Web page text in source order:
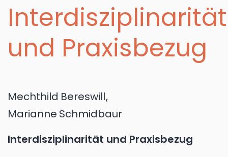
Interdisziplinarität
und Praxisbezug
Mechthild Bereswill,
Marianne Schmidbaur
Interdisziplinarität und Praxisbezug